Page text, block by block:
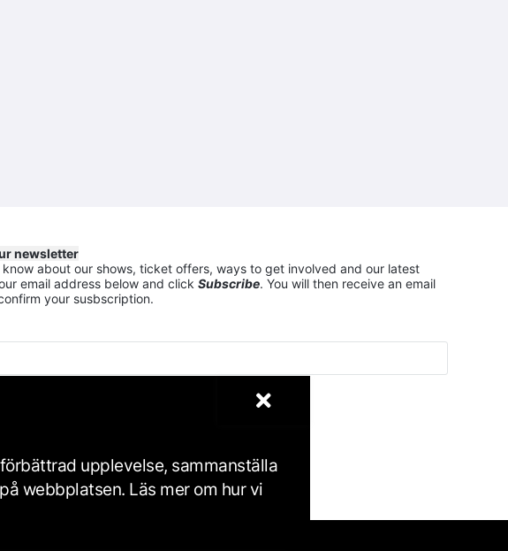
newsletter
about our shows, ticket offers, ways to get involved and our latest
email address below and click Subscribe. You will then receive an email
your susbscription.
Privacy Policyupplevelse, sammanställa
webbplatsen. Läs mer om hur vi